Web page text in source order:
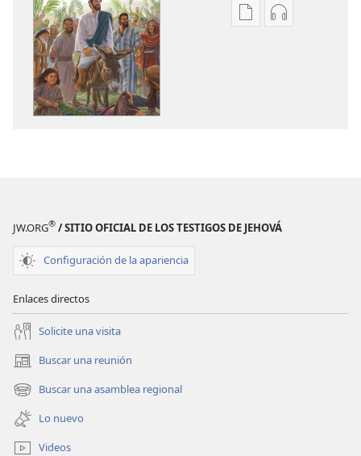
OpcionesOpciones
JW.ORG® / SITIO OFICIAL DE LOS TESTIGOS DE JEHOVÁ
Configuración de la apariencia
Enlaces directos
Solicite una visita
Buscar una reunión
(abre
una
nueva
ventana)
Buscar una asamblea regional
(abre
una
nueva
ventana)
Lo nuevo
Videos